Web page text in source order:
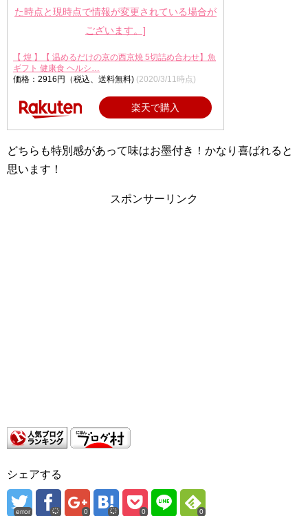
【 煌 】【 温めるだけの京の西京焼 5切詰め合わせ】魚
ギフト 健康食 ヘルシ…
価格：2916円（税込、送料無料) (2020/3/11時点)
楽天で購入
どちらも特別感があって味はお墨付き！かなり喜ばれると
思います！
スポンサーリンク
シェアする
error 0 0 0